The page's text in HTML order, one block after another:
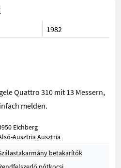
1982
Quattro 310 mit 13 Messern,
melden.
Eichberg
Ausztria Ausztria
betakarítók